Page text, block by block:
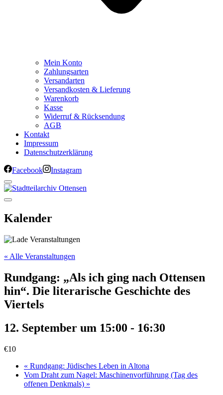
Mein Konto
Zahlungsarten
Versandarten
Versandkosten & Lieferung
Warenkorb
Kasse
Widerruf & Rücksendung
AGB
Kontakt
Impressum
Datenschutzerklärung
Facebook Instagram
Kalender
« Alle Veranstaltungen
Rundgang: „Als ich ging nach Ottensen
hin“. Die literarische Geschichte des
Viertels
12. September um 15:00 - 16:30
€10
« Rundgang: Jüdisches Leben in Altona
Vom Draht zum Nagel: Maschinenvorführung (Tag des
offenen Denkmals) »